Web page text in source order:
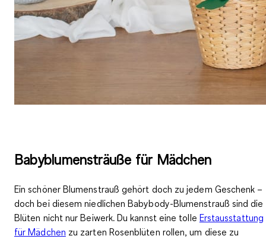
Babyblumensträuße für Mädchen
Ein schöner Blumenstrauß gehört doch zu jedem Geschenk –
doch bei diesem niedlichen Babybody-Blumenstrauß sind die
Blüten nicht nur Beiwerk. Du kannst eine tolle Erstausstattung
für Mädchen zu zarten Rosenblüten rollen, um diese zu